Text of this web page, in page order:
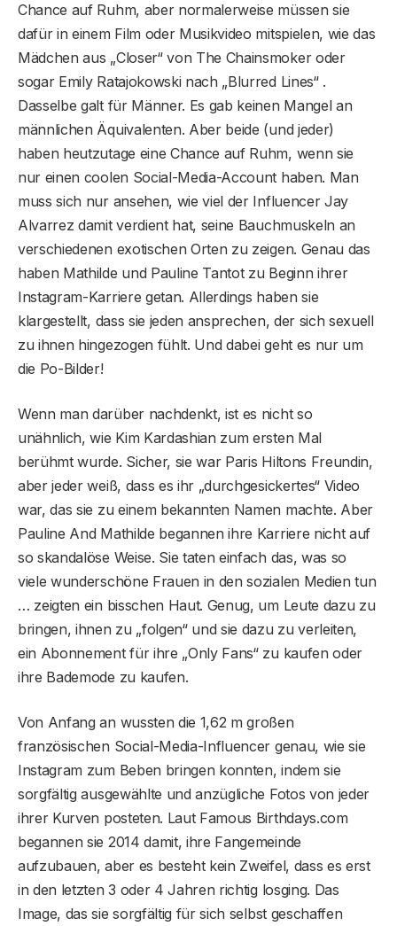
Chance auf Ruhm, aber normalerweise müssen sie
dafür in einem Film oder Musikvideo mitspielen, wie das
Mädchen aus „Closer“ von The Chainsmoker oder
sogar Emily Ratajokowski nach „Blurred Lines“ .
Dasselbe galt für Männer. Es gab keinen Mangel an
männlichen Äquivalenten. Aber beide (und jeder)
haben heutzutage eine Chance auf Ruhm, wenn sie
nur einen coolen Social-Media-Account haben. Man
muss sich nur ansehen, wie viel der Influencer Jay
Alvarrez damit verdient hat, seine Bauchmuskeln an
verschiedenen exotischen Orten zu zeigen. Genau das
haben Mathilde und Pauline Tantot zu Beginn ihrer
Instagram-Karriere getan. Allerdings haben sie
klargestellt, dass sie jeden ansprechen, der sich sexuell
zu ihnen hingezogen fühlt. Und dabei geht es nur um
die Po-Bilder!
Wenn man darüber nachdenkt, ist es nicht so
unähnlich, wie Kim Kardashian zum ersten Mal
berühmt wurde. Sicher, sie war Paris Hiltons Freundin,
aber jeder weiß, dass es ihr „durchgesickertes“ Video
war, das sie zu einem bekannten Namen machte. Aber
Pauline And Mathilde begannen ihre Karriere nicht auf
so skandalöse Weise. Sie taten einfach das, was so
viele wunderschöne Frauen in den sozialen Medien tun
… zeigten ein bisschen Haut. Genug, um Leute dazu zu
bringen, ihnen zu „folgen“ und sie dazu zu verleiten,
ein Abonnement für ihre „Only Fans“ zu kaufen oder
ihre Bademode zu kaufen.
Von Anfang an wussten die 1,62 m großen
französischen Social-Media-Influencer genau, wie sie
Instagram zum Beben bringen konnten, indem sie
sorgfältig ausgewählte und anzügliche Fotos von jeder
ihrer Kurven posteten. Laut Famous Birthdays.com
begannen sie 2014 damit, ihre Fangemeinde
aufzubauen, aber es besteht kein Zweifel, dass es erst
in den letzten 3 oder 4 Jahren richtig losging. Das
Image, das sie sorgfältig für sich selbst geschaffen